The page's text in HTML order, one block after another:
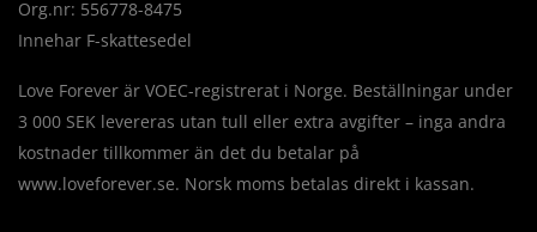
Org.nr: 556778-8475
Innehar F-skattesedel
Love Forever är VOEC-registrerat i Norge. Beställningar under
3 000 SEK levereras utan tull eller extra avgifter – inga andra
kostnader tillkommer än det du betalar på
www.loveforever.se. Norsk moms betalas direkt i kassan.